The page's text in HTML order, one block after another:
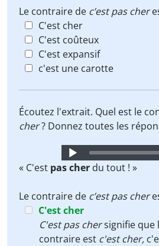
Le contraire de c’est pas cher
C'est cher
C'est coûteux
C'est expansif
c'est une carotte
Écoutez l'extrait. Quel est le
cher? Donnez toutes les
Audio
Player
« C'est pas cher du tout ! »
Le contraire de c’est pas cher
C'est cher
C'est pas chersignifie que
contraire est c'est cher,